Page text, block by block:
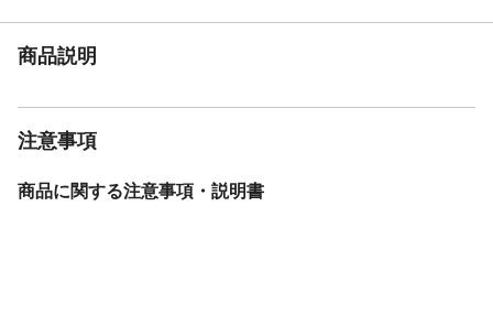
って見える場合がございます。※こちらの
商品説明
注意事項
商品に関する注意事項・説明書